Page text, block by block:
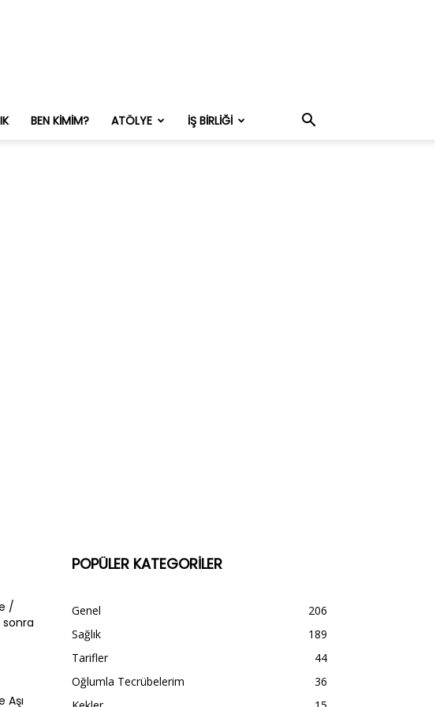
BEN KIMIM? ATÖLYE İŞ BIRLIĞI
/
sonra
Aşı
POPÜLER KATEGORİLER
Genel
206
Sağlık
189
Tarifler
44
Oğlumla Tecrübelerim
36